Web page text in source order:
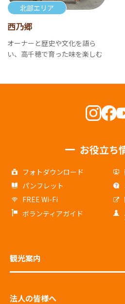
北部エリア
西乃郷
オーナーと歴史や文化を語ら
い、高千穂で育った味を楽しむ
お役立ち
フォトダウンロード
パンフレット
FREE Wi-Fi
ボランティアガイド
観光案内
法人の皆様へ